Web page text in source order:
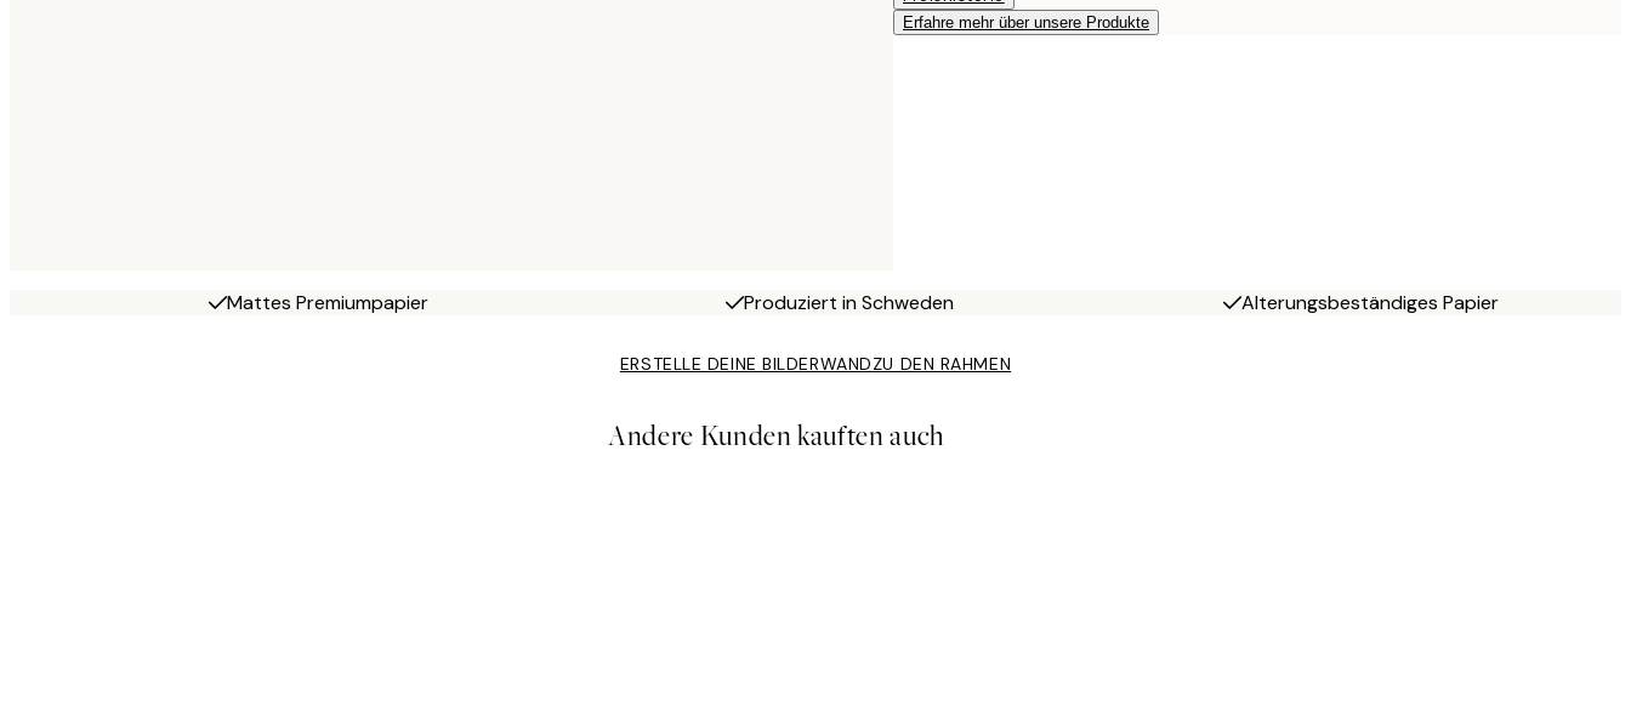
Erfahre mehr über unsere Produkte
Mattes Premiumpapier Produziert in Schweden Alterungsbeständiges Papier
ERSTELLE DEINE BILDERWANDZU DEN RAHMEN
Andere Kunden kauften auch